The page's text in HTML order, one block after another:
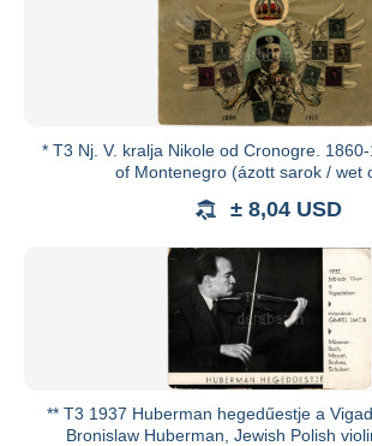
* T3 Nj. V. kralja Nikole od Cronogre.
of Montenegro (ázott sarok / wet
± 8,04 USD
** T3 1937 Huberman hegedűestje a
Bronislaw Huberman, Jewish Polish